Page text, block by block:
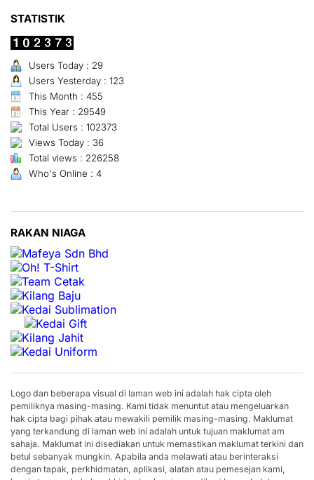
STATISTIK
Users Today : 29
Users Yesterday : 123
This Month : 455
This Year : 29549
Total Users : 102373
Views Today : 36
Total views : 226258
Who's Online : 4
RAKAN NIAGA
Logo dan beberapa visual di laman web ini adalah hak cipta oleh
pemiliknya masing-masing. Kami tidak menuntut atau mengeluarkan
hak cipta bagi pihak atau mewakili pemilik masing-masing. Maklumat
yang terkandung di laman web ini adalah untuk tujuan maklumat am
sahaja. Maklumat ini disediakan untuk memastikan maklumat terkini dan
betul sebanyak mungkin. Apabila anda melawati atau berinteraksi
dengan tapak, perkhidmatan, aplikasi, alatan atau pemesejan kami,